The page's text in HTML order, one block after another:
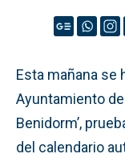
Esta mañana se
Ayuntamiento de
Benidorm’,
del calendario